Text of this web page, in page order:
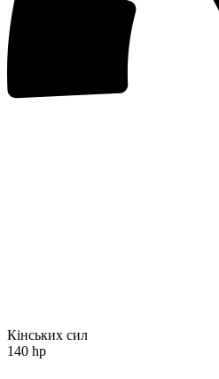
Кінських сил
140 hp